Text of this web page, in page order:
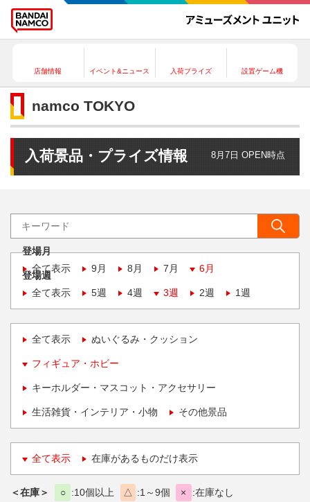
店舗情報 イベント&ニュース 入荷プライズ 設置ゲーム機
namco TOKYO
入荷景品・プライズ情報 8月7日 OPEN時点
登場月
全て表示
9月 8月 7月 6月
登場週
全て表示
5週 4週 3週 2週 1週
全て表示 ぬいぐるみ・クッション
フィギュア・ホビー
キーホルダー・マスコット・アクセサリー
生活雑貨・インテリア・小物 その他景品
全て表示 在庫があるものだけ表示
＜在庫＞ ○ 10個以上 △ 1～9個 × 在庫なし